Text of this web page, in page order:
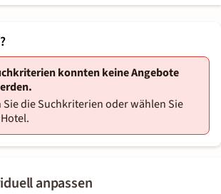
anpassen
konnten keine Angebote
Sie die Suchkriterien oder wählen Sie